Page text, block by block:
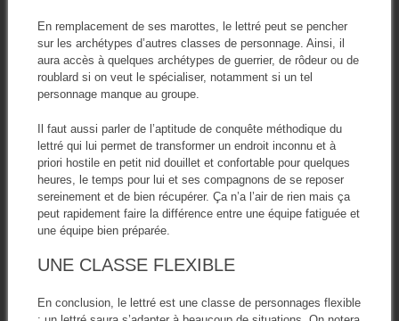
En remplacement de ses marottes, le lettré peut se pencher
sur les archétypes d’autres classes de personnage. Ainsi, il
aura accès à quelques archétypes de guerrier, de rôdeur ou de
roublard si on veut le spécialiser, notamment si un tel
personnage manque au groupe.
Il faut aussi parler de l’aptitude de conquête méthodique du
lettré qui lui permet de transformer un endroit inconnu et à
priori hostile en petit nid douillet et confortable pour quelques
heures, le temps pour lui et ses compagnons de se reposer
sereinement et de bien récupérer. Ça n’a l’air de rien mais ça
peut rapidement faire la différence entre une équipe fatiguée et
une équipe bien préparée.
UNE CLASSE FLEXIBLE
En conclusion, le lettré est une classe de personnages flexible